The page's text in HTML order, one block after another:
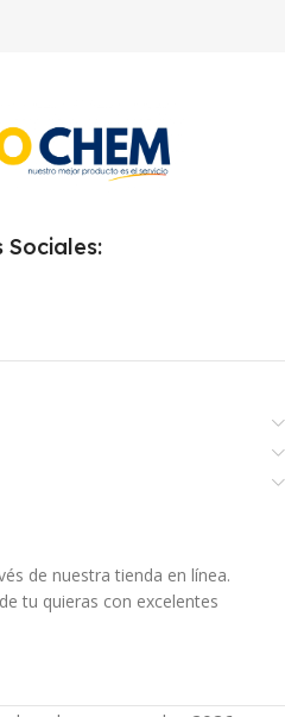
Sociales:
de nuestra tienda en línea.
tu quieras con excelentes